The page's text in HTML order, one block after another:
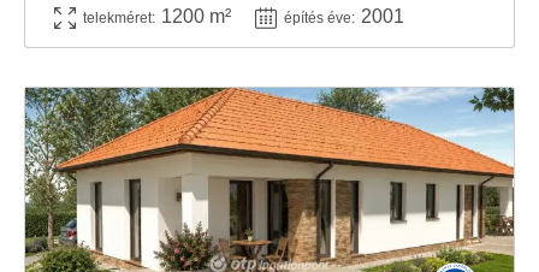
telekméret: 1200 m² építés éve: 2001